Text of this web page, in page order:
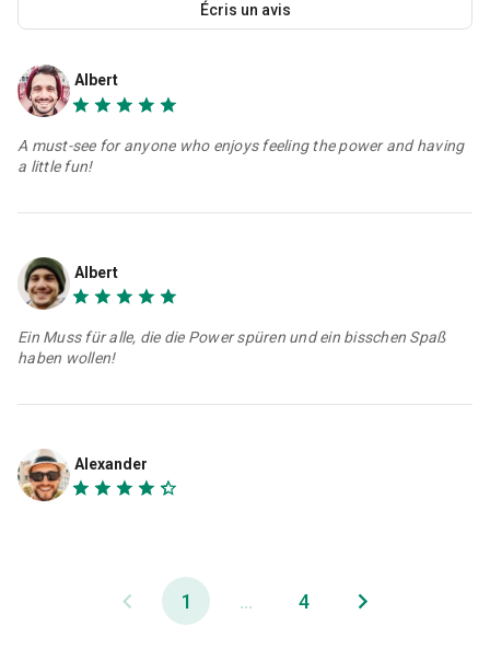
Écris un avis
Albert
A must-see for anyone who enjoys feeling the power and having
a little fun!
Albert
Ein Muss für alle, die die Power spüren und ein bisschen Spaß
haben wollen!
Alexander
1 ... 4